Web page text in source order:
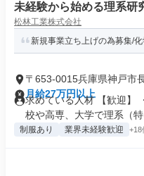
未経験から始める理系研
松林工業株式会社
新規事業立ち上げの為募集/
〒653-0015兵庫県神戸市
月給27万円以上
求めている人材 【歓迎】
校や高専、大学で理系（特
制服あり 業界未経験歓迎 +18